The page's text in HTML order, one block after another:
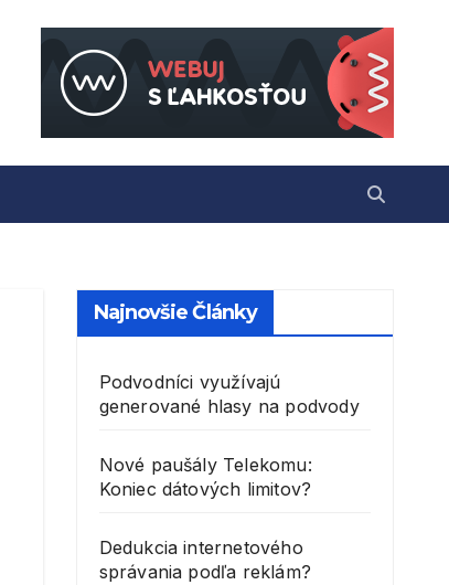
Najnovšie Články
Podvodníci využívajú
generované hlasy na podvody
Nové paušály Telekomu:
Koniec dátových limitov?
Dedukcia internetového
správania podľa reklám?